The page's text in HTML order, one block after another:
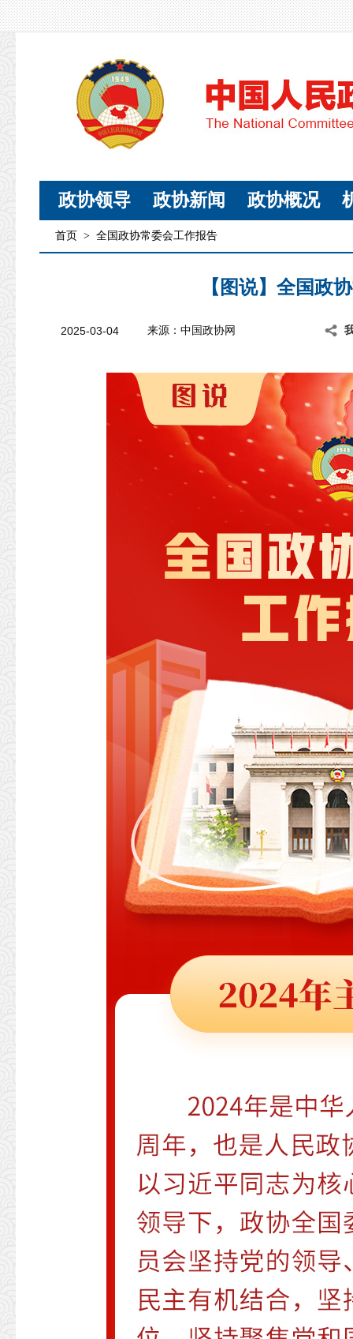
政协领导 政协新闻 政协概况
首页 > 全国政协常委会工作报告
【图说】全国政
2025-03-04 来源：中国政协网